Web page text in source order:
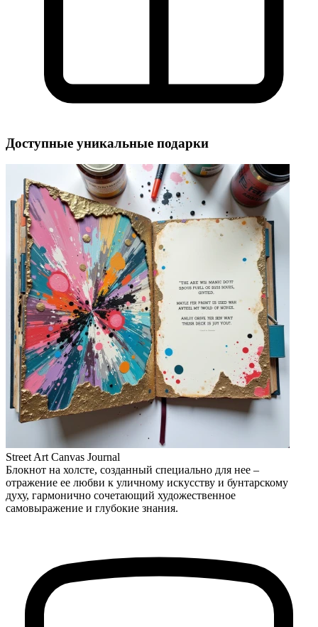
Доступные уникальные подарки
Street Art Canvas Journal
Блокнот на холсте, созданный специально для нее –
отражение ее любви к уличному искусству и бунтарскому
духу, гармонично сочетающий художественное
самовыражение и глубокие знания.